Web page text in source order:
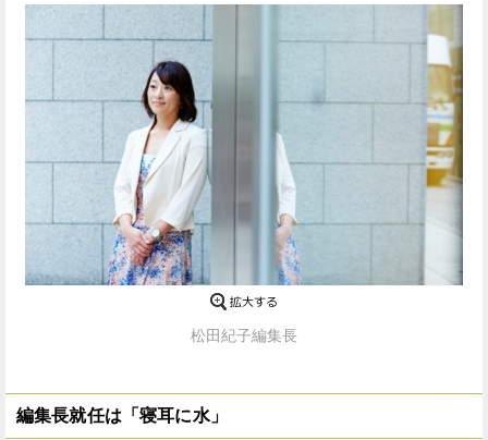
松田紀子編集長
編集長就任は「寝耳に水」